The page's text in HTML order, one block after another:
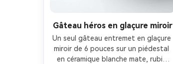
Gâteau héros en glaçure miroir
Un seul gâteau entremet en glaçure
miroir de 6 pouces sur un piédestal
en céramique blanche mate, rubis